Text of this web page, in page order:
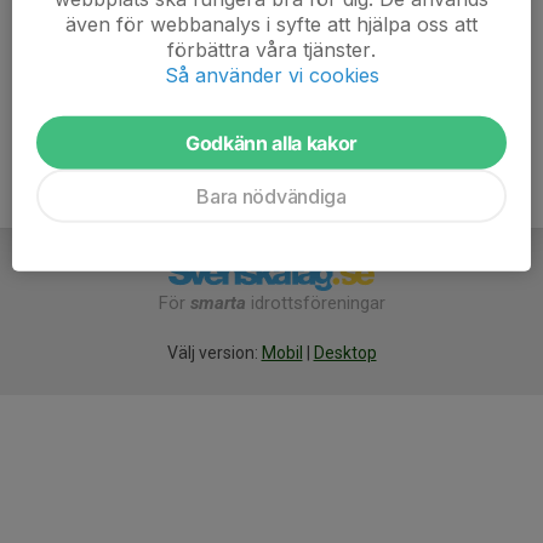
Att vara 2 föräldrar är att föredra. Jag lägger här ut ett schema
på vilka barns föräldrar som har kiosken...
För smarta idrottsföreningar
Välj version: Mobil Desktop
även för webbanalys i syfte att hjälpa oss att
förbättra våra tjänster.
Så använder vi cookies
Godkänn alla kakor
Bara nödvändiga